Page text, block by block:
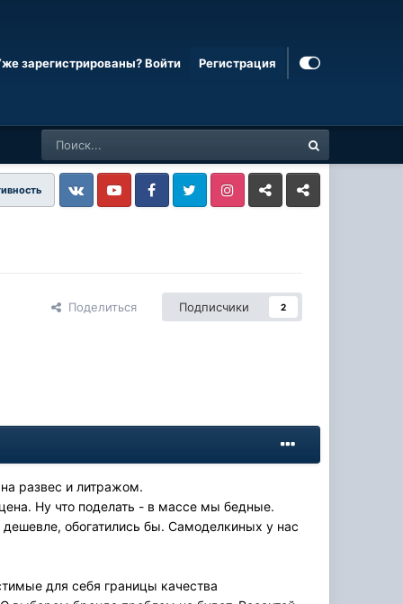
зарегистрированы? Войти Регистрация
VkontakteYouTube FacebookTwitter InstagramLivejournalOdnoklassniki
Поделиться Подписчики 2
развес и литражом.
Ну что поделать - в массе мы бедные.
обогатились бы. Самоделкиных у нас
для себя границы качества